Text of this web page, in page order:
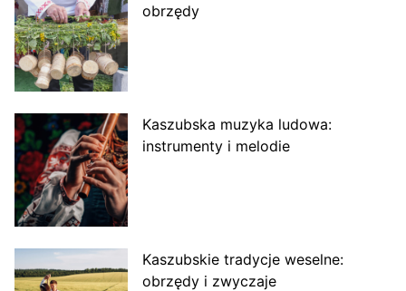
obrzędy
Kaszubska muzyka ludowa:
instrumenty i melodie
Kaszubskie tradycje weselne:
obrzędy i zwyczaje